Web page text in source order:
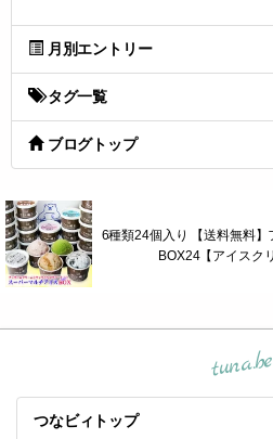
月別エントリー
タグ一覧
ブログトップ
6種類24個入り 【送料無料
BOX24【アイスク
tuna.be
つなビィトップ